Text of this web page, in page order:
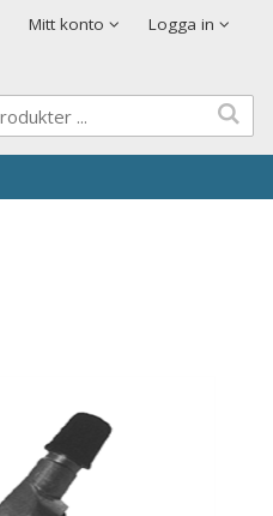
Mitt konto Logga in